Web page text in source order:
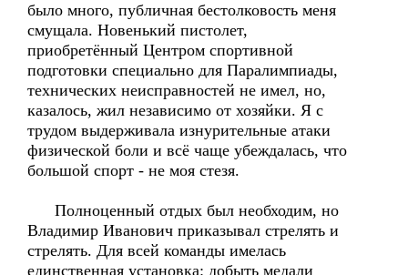
было много, публичная бестолковость меня
смущала. Новенький пистолет,
приобретённый Центром спортивной
подготовки специально для Паралимпиады,
технических неисправностей не имел, но,
казалось, жил независимо от хозяйки. Я с
трудом выдерживала изнурительные атаки
физической боли и всё чаще убеждалась, что
большой спорт - не моя стезя.
Полноценный отдых был необходим, но
Владимир Иванович приказывал стрелять и
стрелять. Для всей команды имелась
единственная установка: добыть медали